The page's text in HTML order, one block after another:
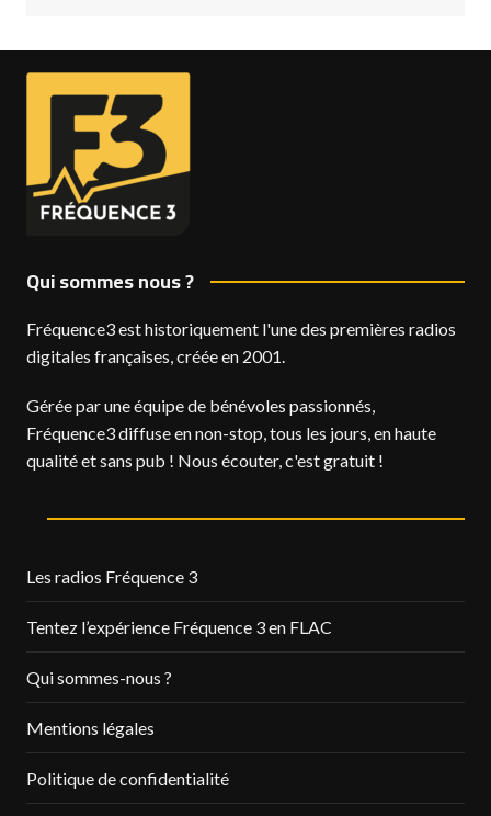
Qui sommes nous ?
Fréquence3 est historiquement l'une des premières radios
digitales françaises, créée en 2001.
Gérée par une équipe de bénévoles passionnés,
Fréquence3 diffuse en non-stop, tous les jours, en haute
qualité et sans pub ! Nous écouter, c'est gratuit !
Les radios Fréquence 3
Tentez l’expérience Fréquence 3 en FLAC
Qui sommes-nous ?
Mentions légales
Politique de confidentialité